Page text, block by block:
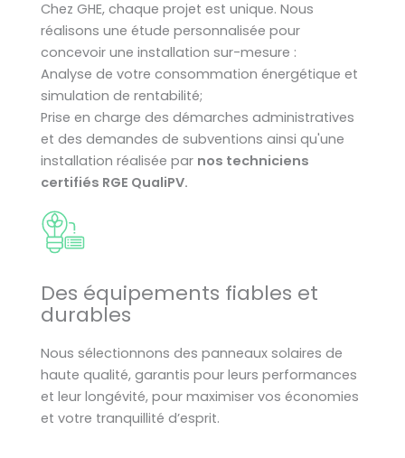
Chez GHE, chaque projet est unique. Nous
réalisons une étude personnalisée pour
concevoir une installation sur-mesure :
Analyse de votre consommation énergétique et
simulation de rentabilité;
Prise en charge des démarches administratives
et des demandes de subventions ainsi qu'une
installation réalisée par nos techniciens
certifiés RGE QualiPV.
Des équipements fiables et
durables
Nous sélectionnons des panneaux solaires de
haute qualité, garantis pour leurs performances
et leur longévité, pour maximiser vos économies
et votre tranquillité d’esprit.